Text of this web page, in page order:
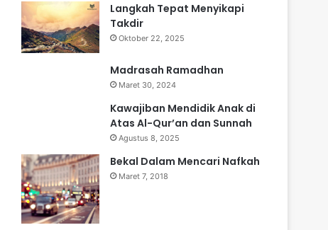
Langkah Tepat Menyikapi
Takdir
Oktober 22, 2025
Madrasah Ramadhan
Maret 30, 2024
Kawajiban Mendidik Anak di
Atas Al-Qur’an dan Sunnah
Agustus 8, 2025
Bekal Dalam Mencari Nafkah
Maret 7, 2018